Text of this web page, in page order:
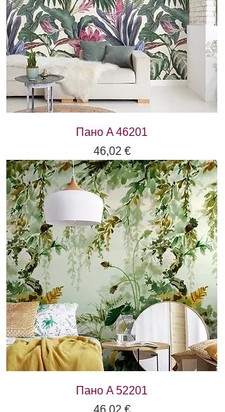
Пано A 46201
Цена
46,02 €
Пано A 52201
Цена